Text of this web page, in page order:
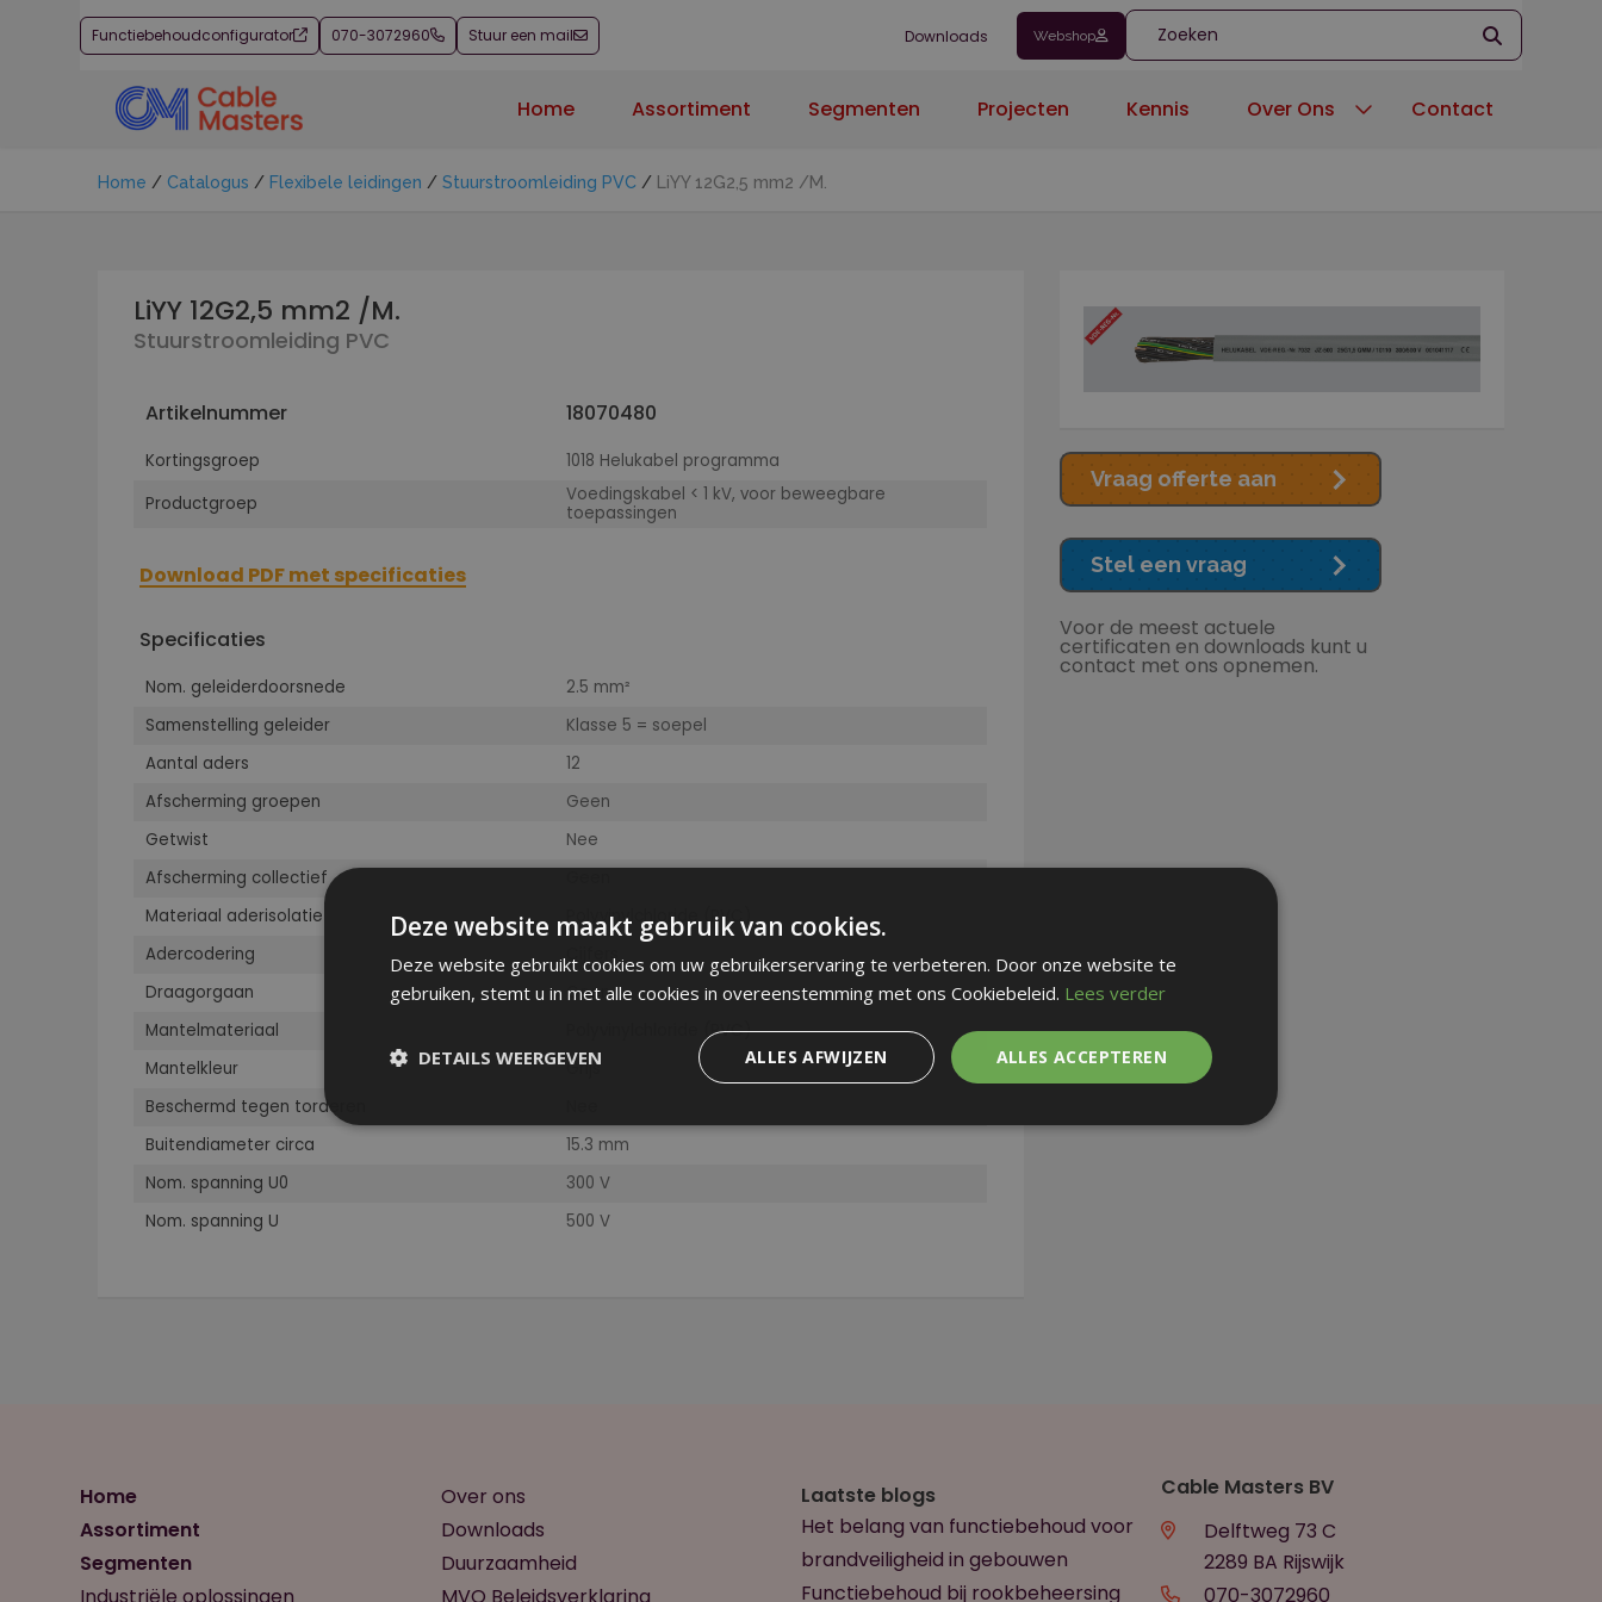
Functiebehoudconfigurator 070-3072960 Stuur een mail Downloads Webshop
Home Assortiment Segmenten Projecten Kennis Over Ons Contact
Home / Catalogus / Flexibele leidingen /Stuurstroomleiding PVC / LiYY 12G2,5 mm2 /M.
LiYY 12G2,5 mm2 /M.
Stuurstroomleiding PVC
Artikelnummer 18070480
Kortingsgroep
1018 Helukabel programma
Productgroep
Voedingskabel < 1 kV, voor beweegbare
toepassingen
Download PDF met specificaties
Specificaties
Nom. geleiderdoorsnede
2.5 mm²
Samenstelling geleider
Klasse 5 = soepel
Aantal aders
12
Afscherming groepen
Geen
Getwist
Nee
Afscherming collectief
Materiaal aderisolatie
Polyvinylchloride (PVC)
Adercodering
Cijfers
Draagorgaan
Geen
Mantelmateriaal
Polyvinylchloride (PVC)
Mantelkleur
Grijs
Beschermd tegen torderen
Buitendiameter circa
15.3 mm
Nom. spanning U0
300 V
Nom. spanning U
500 V
Vraag offerte aan
Stel een vraag
Voor de meest actuele
certificaten en downloads kunt u
contact met ons opnemen.
Home
Assortiment
Segmenten
Over ons
Downloads
Duurzaamheid
Laatste blogs
Het belang van functiebehoud voor
brandveiligheid in gebouwen
Functiebehoud bij rookbeheersing
Cable Masters BV
Delftweg 73 C
2289 BA Rijswijk
070-3072960
Deze website maakt gebruik van cookies.
Deze website gebruikt cookies om uw gebruikerservaring te verbeteren. Door onze website te
gebruiken, stemt u in met alle cookies in overeenstemming met ons Cookiebeleid. Lees verder
ALLES ACCEPTEREN
ALLES AFWIJZEN
DETAILS WEERGEVEN